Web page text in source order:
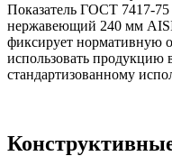
Показатель ГОСТ 7417-
нержавеющий 240 мм
фиксирует нормативную
использовать продукцию
стандартизованному